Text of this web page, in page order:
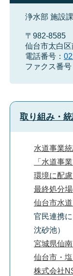
浄水部 施設
〒982-8585
仙台市太白
電話番号：
ファクス番号
取り組み・
水道事業
「水道事
環境に配
最終処分
仙台市水
官民連携
沈砂池）
宮城県仙
仙台市・
株式会社